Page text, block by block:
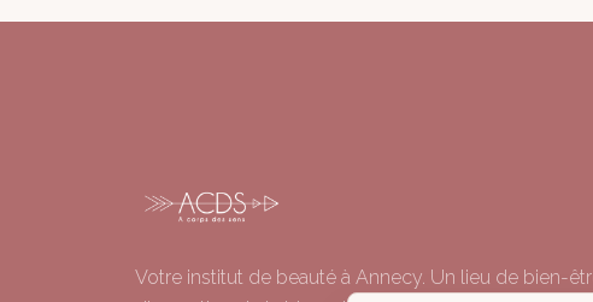
Votre institut de beauté à Annecy. Un lieu de bien-